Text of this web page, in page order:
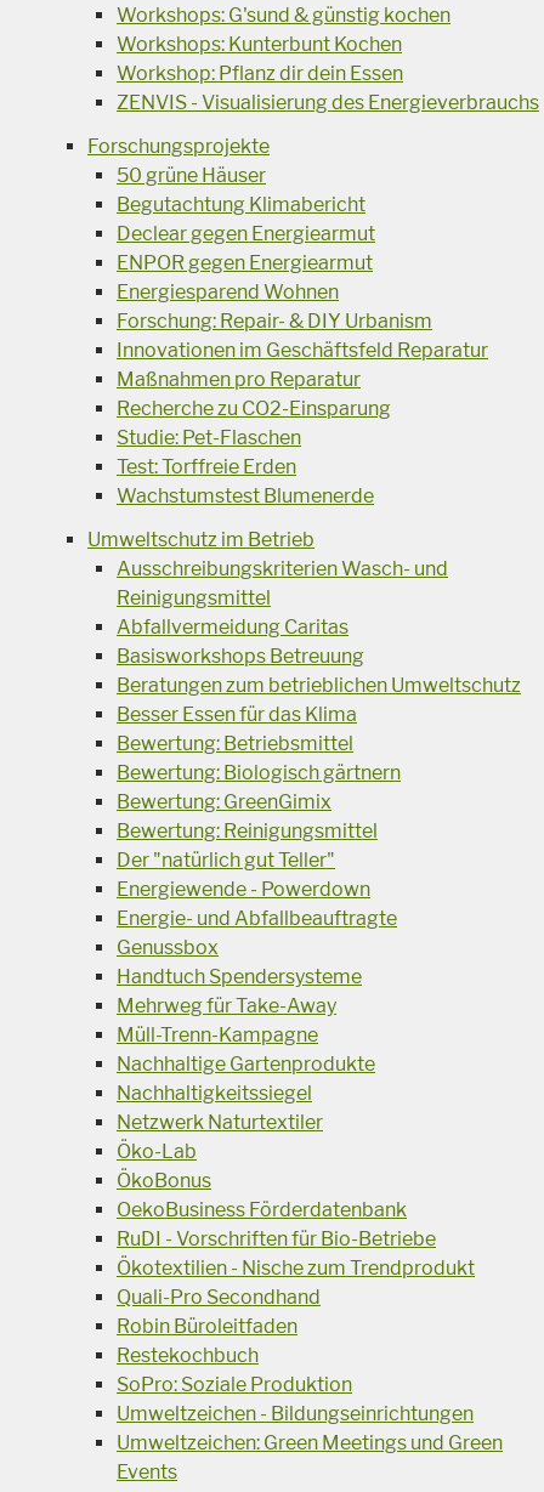
Workshops: G'sund & günstig kochen
Workshops: Kunterbunt Kochen
Workshop: Pflanz dir dein Essen
ZENVIS - Visualisierung des Energieverbrauchs
Forschungsprojekte
50 grüne Häuser
Begutachtung Klimabericht
Declear gegen Energiearmut
ENPOR gegen Energiearmut
Energiesparend Wohnen
Forschung: Repair- & DIY Urbanism
Innovationen im Geschäftsfeld Reparatur
Maßnahmen pro Reparatur
Recherche zu CO2-Einsparung
Studie: Pet-Flaschen
Test: Torffreie Erden
Wachstumstest Blumenerde
Umweltschutz im Betrieb
Ausschreibungskriterien Wasch- und
Reinigungsmittel
Abfallvermeidung Caritas
Basisworkshops Betreuung
Beratungen zum betrieblichen Umweltschutz
Besser Essen für das Klima
Bewertung: Betriebsmittel
Bewertung: Biologisch gärtnern
Bewertung: GreenGimix
Bewertung: Reinigungsmittel
Der "natürlich gut Teller"
Energiewende - Powerdown
Energie- und Abfallbeauftragte
Genussbox
Handtuch Spendersysteme
Mehrweg für Take-Away
Müll-Trenn-Kampagne
Nachhaltige Gartenprodukte
Nachhaltigkeitssiegel
Netzwerk Naturtextiler
Öko-Lab
ÖkoBonus
OekoBusiness Förderdatenbank
RuDI - Vorschriften für Bio-Betriebe
Ökotextilien - Nische zum Trendprodukt
Quali-Pro Secondhand
Robin Büroleitfaden
Restekochbuch
SoPro: Soziale Produktion
Umweltzeichen - Bildungseinrichtungen
Umweltzeichen: Green Meetings und Green
Events